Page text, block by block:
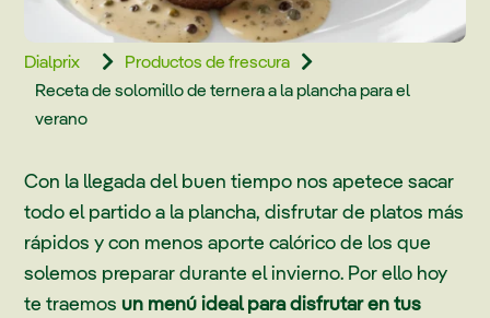
Dialprix  Productos de frescura 
Receta de solomillo de ternera a la plancha para el
verano
Con la llegada del buen tiempo nos apetece sacar
todo el partido a la plancha, disfrutar de platos más
rápidos y con menos aporte calórico de los que
solemos preparar durante el invierno. Por ello hoy
te traemos un menú ideal para disfrutar en tus